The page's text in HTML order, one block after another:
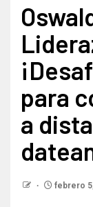
para
a
febrero